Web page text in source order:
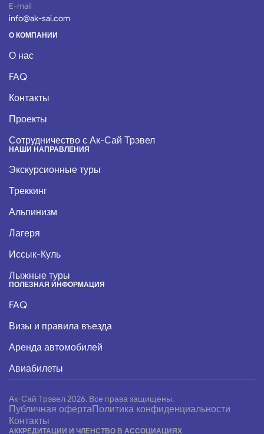
E-mail
info@ak-sai.com
О КОМПАНИИ
О нас
FAQ
Контакты
Проекты
Сотрудничество с Ак-Сай Трэвел
НАШИ НАПРАВЛЕНИЯ
Экскурсионные туры
Треккинг
Альпинизм
Лагеря
Иссык-Куль
Лыжные туры
ПОЛЕЗНАЯ ИНФОРМАЦИЯ
FAQ
Визы и правила въезда
Аренда автомобилей
Авиабилеты
Ак-Сай Трэвел 2026. Все права защищены.
Публичная офертаПолитика конфиденциальности
Контакты
АККРЕДИТАЦИИ И ЧЛЕНСТВО В АССОЦИАЦИЯХ